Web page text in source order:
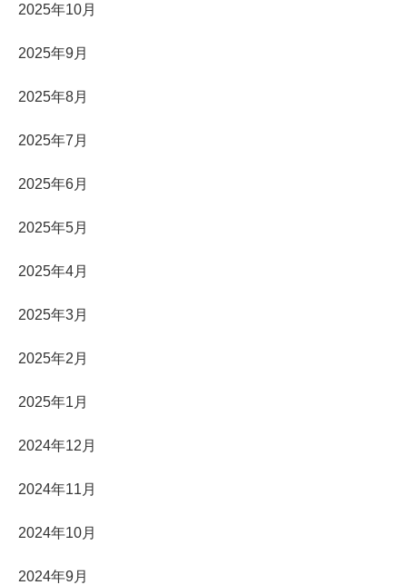
2025年10月
2025年9月
2025年8月
2025年7月
2025年6月
2025年5月
2025年4月
2025年3月
2025年2月
2025年1月
2024年12月
2024年11月
2024年10月
2024年9月